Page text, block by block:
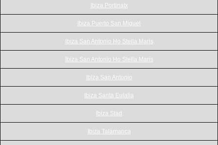
Ibiza Portinatx
Ibiza Puerto San Miguel
Ibiza San Antonio Ho Stella Maris
Ibiza San Antonio Ho Stella Maris
Ibiza San Antonio
Ibiza Santa Eulalia
Ibiza Stad
Ibiza Talamanca